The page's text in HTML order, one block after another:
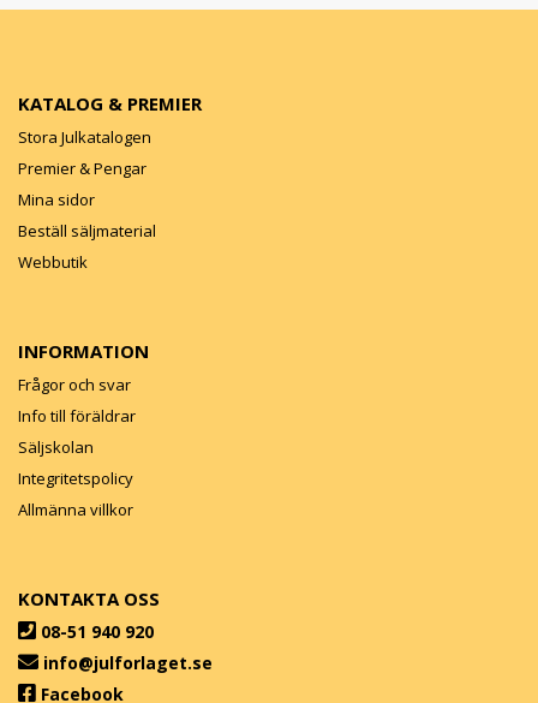
KATALOG & PREMIER
Stora Julkatalogen
Premier & Pengar
Mina sidor
Beställ säljmaterial
Webbutik
INFORMATION
Frågor och svar
Info till föräldrar
Säljskolan
Integritetspolicy
Allmänna villkor
KONTAKTA OSS
08-51 940 920
info@julforlaget.se
Facebook